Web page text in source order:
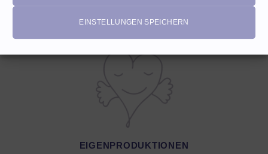
EINSTELLUNGEN SPEICHERN
EIGENPRODUKTIONEN